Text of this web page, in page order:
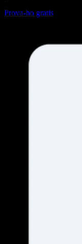
Prova-ho gratis